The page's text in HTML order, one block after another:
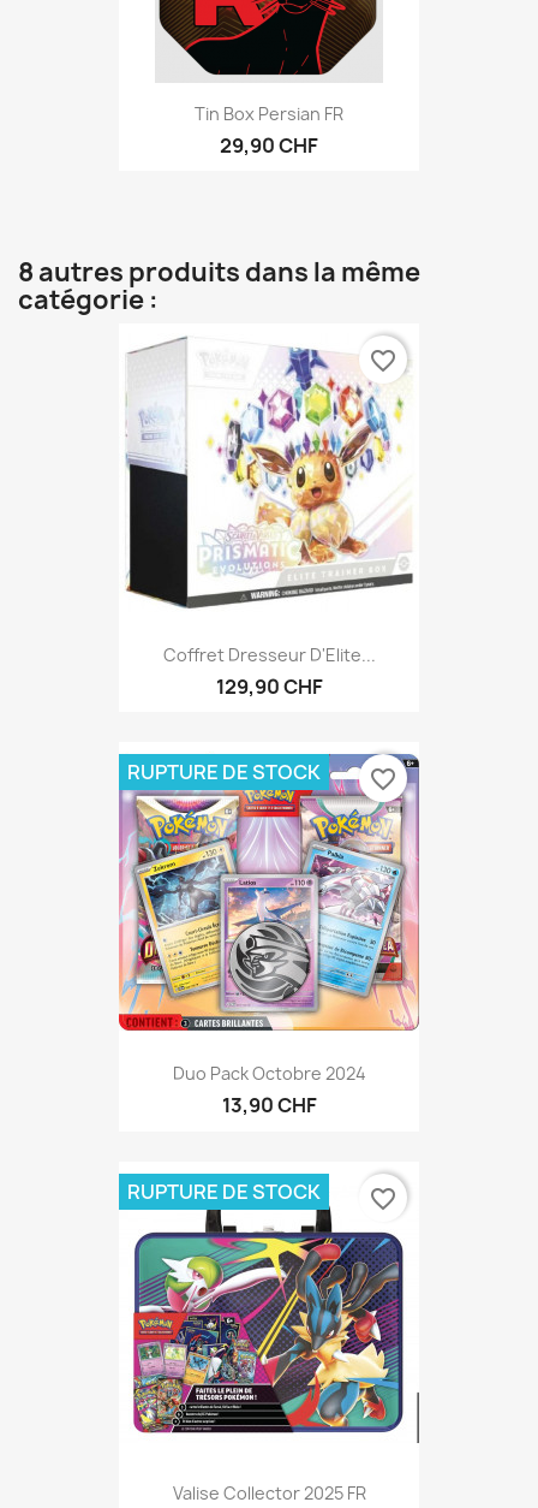
Tin Box Persian FR
29,90 CHF
8 autres produits dans la même
catégorie :
Coffret Dresseur D'Elite...
129,90 CHF
favorite_border
Duo Pack Octobre 2024
13,90 CHF
RUPTURE DE STOCK favorite_border
Valise Collector 2025 FR
RUPTURE DE STOCK favorite_border